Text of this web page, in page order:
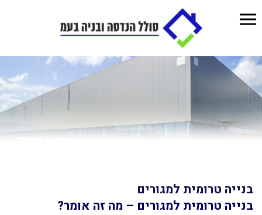
בנייה טרומית למגורים
בנייה טרומית למגורים – מה זה אומר?